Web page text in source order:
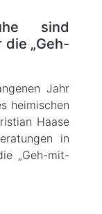
sind
die „Geh-
Jahr
heimischen
Haase
in
„Geh-mit-